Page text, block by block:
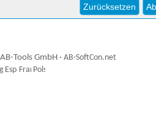
Tools GmbH · AB-SoftCon.net